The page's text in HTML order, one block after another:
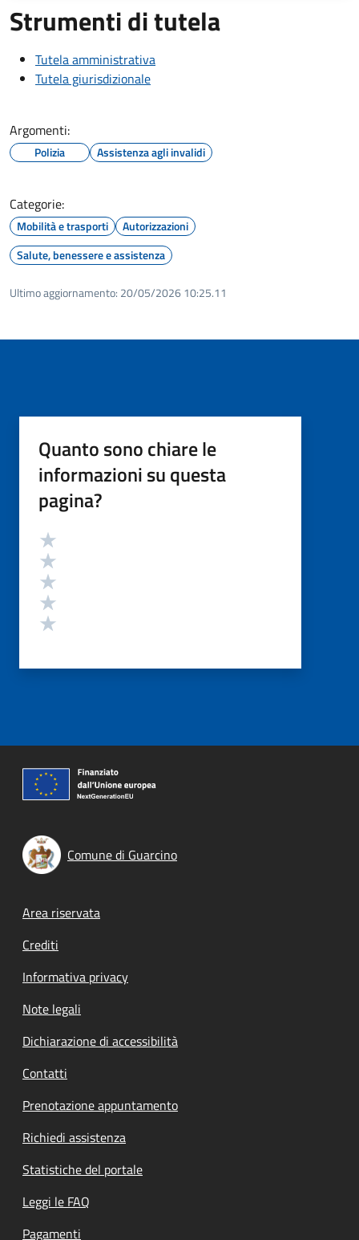
Strumenti di tutela
Tutela amministrativa
Tutela giurisdizionale
Argomenti:
Polizia Assistenza agli invalidi
Categorie:
Mobilità e trasporti
Autorizzazioni
Salute, benessere e assistenza
Ultimo aggiornamento: 20/05/2026 10:25.11
Quanto sono chiare le
informazioni su questa
pagina?
Valutazione
Comune di Guarcino
Footer menu
Area riservata
Crediti
Informativa privacy
Note legali
Dichiarazione di accessibilità
Contatti
Prenotazione appuntamento
Richiedi assistenza
Statistiche del portale
Leggi le FAQ
Pagamenti